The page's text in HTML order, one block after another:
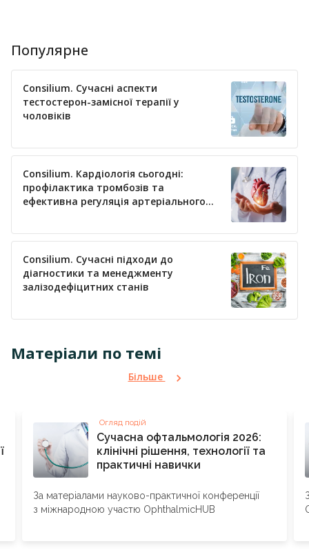
Популярне
Consilium. Сучасні аспекти
тестостерон-замісної терапії у
чоловіків
Consilium. Кардіологія сьогодні:
профілактика тромбозів та
ефективна регуляція артеріального
Consilium. Сучасні підходи до
діагностики та менеджменту
залізодефіцитних станів
Матеріали по темі
Більше
Огляд подій
Сучасна офтальмологія 2026:
клінічні рішення, технології та
практичні навички
За матеріалами науково-практичної конференції
з міжнародною участю OphthalmicHUB